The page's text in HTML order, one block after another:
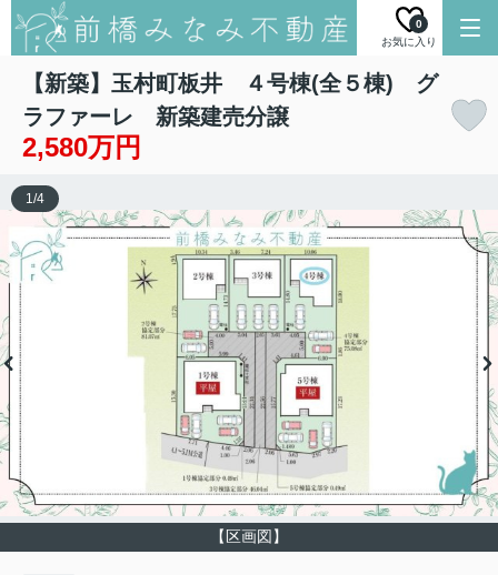
お気に入り
0
【新築】玉村町板井 ４号棟(全５棟) グ
ラファーレ 新築建売分譲
2,580万円
【区画図】
1/4